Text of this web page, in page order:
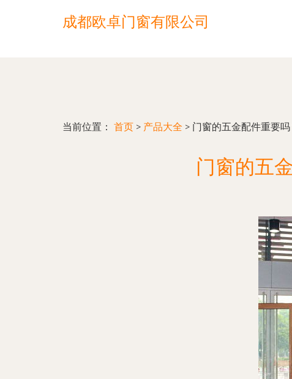
成都欧卓门窗有限公司
当前位置： 首页 > 产品大全 > 门窗的五金配件重要
门窗的五